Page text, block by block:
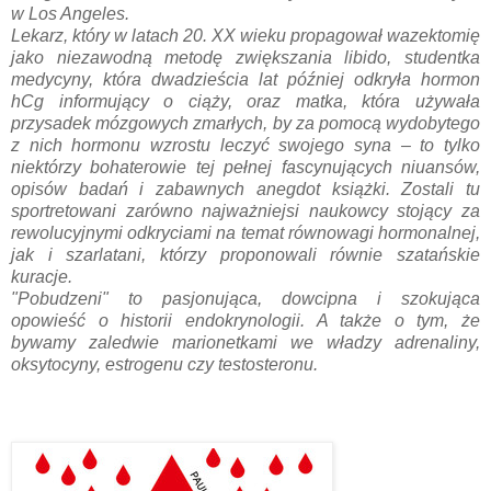
w Los Angeles.
Lekarz, który w latach 20. XX wieku propagował wazektomię
jako niezawodną metodę zwiększania libido, studentka
medycyny, która dwadzieścia lat później odkryła hormon
hCg informujący o ciąży, oraz matka, która używała
przysadek mózgowych zmarłych, by za pomocą wydobytego
z nich hormonu wzrostu leczyć swojego syna – to tylko
niektórzy bohaterowie tej pełnej fascynujących niuansów,
opisów badań i zabawnych anegdot książki. Zostali tu
sportretowani zarówno najważniejsi naukowcy stojący za
rewolucyjnymi odkryciami na temat równowagi hormonalnej,
jak i szarlatani, którzy proponowali równie szatańskie
kuracje.
"Pobudzeni" to pasjonująca, dowcipna i szokująca
opowieść o historii endokrynologii. A także o tym, że
bywamy zaledwie marionetkami we władzy adrenaliny,
oksytocyny, estrogenu czy testosteronu.